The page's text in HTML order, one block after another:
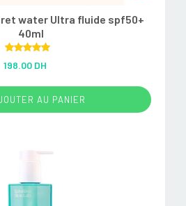
water Ultra fluide spf50+
40ml
out of 5
198.00 DH
AU PANIER